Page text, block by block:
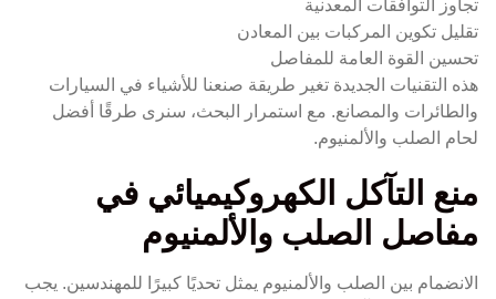
تجاوز التوافقات المعدنية
تقليل تكوين المركبات بين المعادن
تحسين القوة العامة للمفاصل
هذه التقنيات الجديدة تغير طريقة صنعنا للأشياء في السيارات
والطائرات والمصانع. مع استمرار البحث، سنرى طرقًا أفضل
لحام الصلب والألمنيوم.
منع التآكل الكهروكيميائي في
مفاصل الصلب والألمنيوم
الانضمام بين الصلب والألمنيوم يمثل تحديًا كبيرًا للمهندسين. يجب